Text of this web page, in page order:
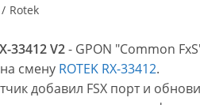
/ Rotek
33412 V2- GPON "Common
смену ROTEK RX-33412.
добавил FSX порт и